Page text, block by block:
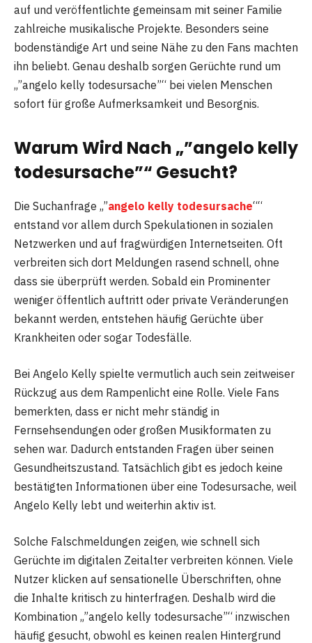
auf und veröffentlichte gemeinsam mit seiner Familie
zahlreiche musikalische Projekte. Besonders seine
bodenständige Art und seine Nähe zu den Fans machten
ihn beliebt. Genau deshalb sorgen Gerüchte rund um
„”angelo kelly todesursache”“ bei vielen Menschen
sofort für große Aufmerksamkeit und Besorgnis.
Warum Wird Nach „”angelo kelly
todesursache”“ Gesucht?
Die Suchanfrage „”angelo kelly todesursache““
entstand vor allem durch Spekulationen in sozialen
Netzwerken und auf fragwürdigen Internetseiten. Oft
verbreiten sich dort Meldungen rasend schnell, ohne
dass sie überprüft werden. Sobald ein Prominenter
weniger öffentlich auftritt oder private Veränderungen
bekannt werden, entstehen häufig Gerüchte über
Krankheiten oder sogar Todesfälle.
Bei Angelo Kelly spielte vermutlich auch sein zeitweiser
Rückzug aus dem Rampenlicht eine Rolle. Viele Fans
bemerkten, dass er nicht mehr ständig in
Fernsehsendungen oder großen Musikformaten zu
sehen war. Dadurch entstanden Fragen über seinen
Gesundheitszustand. Tatsächlich gibt es jedoch keine
bestätigten Informationen über eine Todesursache, weil
Angelo Kelly lebt und weiterhin aktiv ist.
Solche Falschmeldungen zeigen, wie schnell sich
Gerüchte im digitalen Zeitalter verbreiten können. Viele
Nutzer klicken auf sensationelle Überschriften, ohne
die Inhalte kritisch zu hinterfragen. Deshalb wird die
Kombination „”angelo kelly todesursache”“ inzwischen
häufig gesucht, obwohl es keinen realen Hintergrund